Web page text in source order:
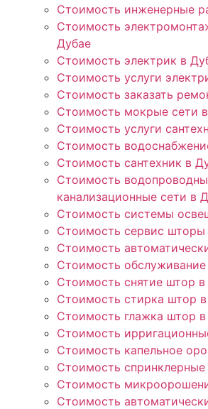
Стоимость инженерные
Стоимость
Дубае
Стоимость электрик в
Стоимость услуги
Стоимость заказать
Стоимость мокрые сети
Стоимость услуги
Стоимость
Стоимость сантехник в
Стоимость
канализационные сети в
Стоимость системы
Стоимость сервис шторы
Стоимость
Стоимость
Стоимость снятие штор
Стоимость стирка штор
Стоимость глажка штор
Стоимость
Стоимость капельное
Стоимость
Стоимость
Стоимость